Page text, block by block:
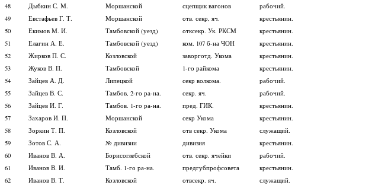
48
Дыбкин С. М. Моршанской сцепщик вагонов
рабочий.
49
Евстафьев Г. Т. Моршанской отв. секр, яч.
крестьянин.
50
Екимов М. И. Тамбовской (уезд) отксекр. Ук. РКСМ
крестьянин.
51
Елагин А. Е. Тамбовской (уезд) ком. 107 б-на ЧОН
крестьянин.
52
Жирков П. С. Козловской заворготд. Укома
крестьянин.
53
Жуков В. П. Тамбовской 1-го райкома
крестьянин.
54
Зайцев А. Д. Липецкой секр волкома.
рабочий.
55
Зайцев В. С. Тамбов, 2-го ра-на. секр. яч.
рабочий.
56
Зайцев И. Г. Тамбов. 1-го ра-на. пред. ГИК.
крестьянин.
57
Захаров И. П. Моршанской секр Укома
крестьянин.
58
Зоркин Т. П. Козловской отв секр. Укома
служащий.
59
Зотов С. А. № дивизии дивизия
крестьянин.
60
Иванов В. А. Борисоглебской отв. секр. ячейки
рабочий.
61
Иванов В. И. Тамб. 1-го ра-на. предгубпрофсовета
крестьянин.
62
Иванов В. Т. Козловской отвсекр. яч.
служащий.